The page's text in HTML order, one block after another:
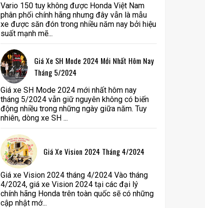
Vario 150 tuy không được Honda Việt Nam
phân phối chính hãng nhưng đây vẫn là mẫu
xe được săn đón trong nhiều năm nay bởi hiệu
suất mạnh mẽ...
Giá Xe SH Mode 2024 Mới Nhất Hôm Nay
Tháng 5/2024
Giá xe SH Mode 2024 mới nhất hôm nay
tháng 5/2024 vẫn giữ nguyên không có biến
động nhiều trong những ngày giữa năm. Tuy
nhiên, dòng xe SH ...
Giá Xe Vision 2024 Tháng 4/2024
Giá xe Vision 2024 tháng 4/2024 Vào tháng
4/2024, giá xe Vision 2024 tại các đại lý
chính hãng Honda trên toàn quốc sẽ có những
cập nhật mớ...